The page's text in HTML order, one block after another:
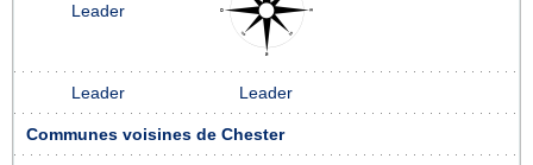
Leader
Leader Leader
Communes voisines de Chester